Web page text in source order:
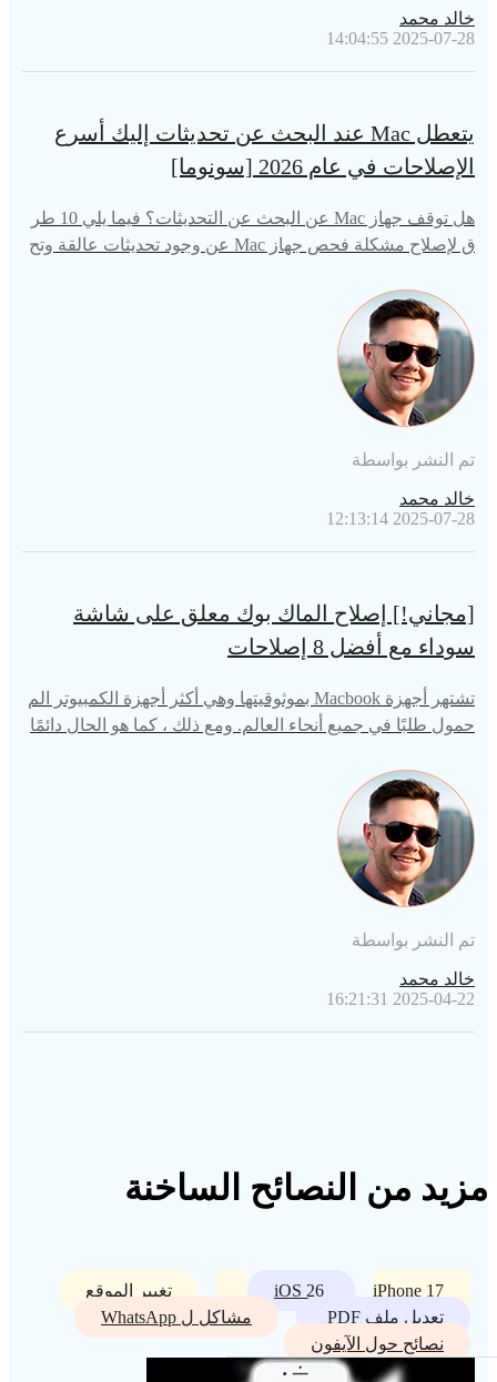
خالد محمد
2025-07-28 14:04:55
يتعطل Mac عند البحث عن تحديثات إليك أسرع
الإصلاحات في عام 2026 [سونوما]
هل توقف جهاز Mac عن البحث عن التحديثات؟ فيما يلي 10 طر
ق لإصلاح مشكلة فحص جهاز Mac عن وجود تحديثات عالقة وتح
تم النشر بواسطة
خالد محمد
2025-07-28 12:13:14
[مجاني!] إصلاح الماك بوك معلق على شاشة
سوداء مع أفضل 8 إصلاحات
تشتهر أجهزة Macbook بموثوقيتها وهي أكثر أجهزة الكمبيوتر الم
حمول طلبًا في جميع أنحاء العالم. ومع ذلك ، كما هو الحال دائمًا
حيان يمكن أن يتسبب الكمبيوتر المحمول الأكثر موثوقية في العا
لم - Macbook - في إصابتك بنوبة قلبية صغيرة من خلال عرض
شاشة بدء تشغيل سوداء لك لفترة أطول. لذلك قمنا هنا بإعداد ن
صائح مجانية لمساعدتك في حل المشكلة.
تم النشر بواسطة
خالد محمد
2025-04-22 16:21:31
مزيد من النصائح الساخنة
iOS 26 iPhone 17
تغيير الموقع
تعديل ملف PDF
مشاكل ل WhatsApp
نصائح حول الآيفون